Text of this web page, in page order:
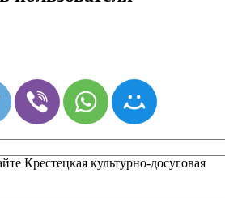
Крестецкая культурно-досуговая